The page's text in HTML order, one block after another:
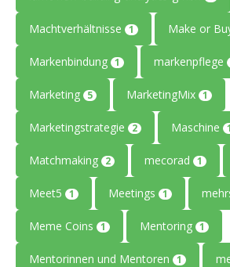
Machtverhältnisse 1 Make or
Markenbindung 1 markenpflege
Marketing 5 MarketingMix 1
Marketingstrategie 2 Maschine
Matchmaking 2 mecorad 1
Meet5 1 Meetings 1
Meme Coins 1 Mentoring 1
Mentorinnen und Mentoren 1